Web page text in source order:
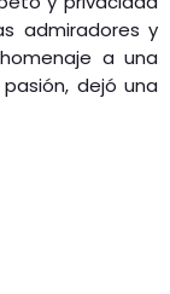
admiradores y
a una
dejó una